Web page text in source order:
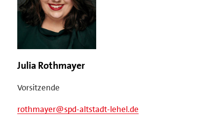
Julia Rothmayer
Vorsitzende
rothmayer@spd-altstadt-lehel.de